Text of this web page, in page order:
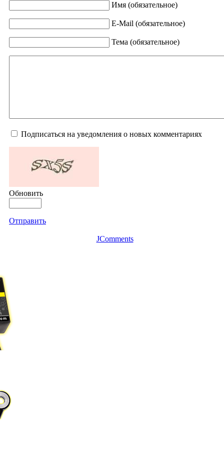
Имя (обязательное)
E-Mail (обязательное)
Тема (обязательное)
Подписаться на уведомления о новых комментариях
Обновить
Отправить
JComments